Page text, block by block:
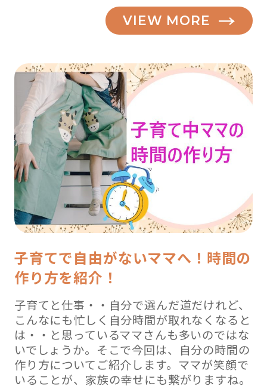
VIEW MORE
子育てで自由がないママへ！時間の
作り方を紹介！
子育てと仕事・・自分で選んだ道だけれど、
こんなにも忙しく自分時間が取れなくなると
は・・と思っているママさんも多いのではな
いでしょうか。そこで今回は、自分の時間の
作り方についてご紹介します。ママが笑顔で
いることが、家族の幸せにも繋がりますね。